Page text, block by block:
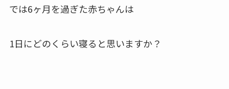
では6ヶ月を過ぎた赤ちゃんは
1日にどのくらい寝ると思いますか？